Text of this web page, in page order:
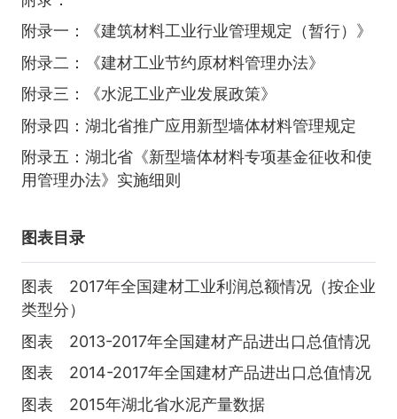
附录一：《建筑材料工业行业管理规定（暂行）》
附录二：《建材工业节约原材料管理办法》
附录三：《水泥工业产业发展政策》
附录四：湖北省推广应用新型墙体材料管理规定
附录五：湖北省《新型墙体材料专项基金征收和使
用管理办法》实施细则
图表目录
图表 2017年全国建材工业利润总额情况（按企业
类型分）
图表 2013-2017年全国建材产品进出口总值情况
图表 2014-2017年全国建材产品进出口总值情况
图表 2015年湖北省水泥产量数据